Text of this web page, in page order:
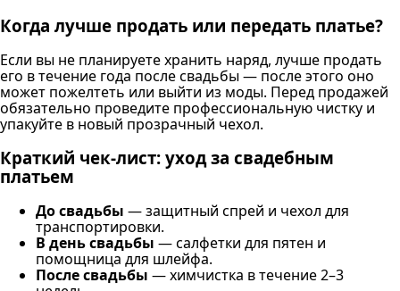
Когда лучше продать или передать платье?
Если вы не планируете хранить наряд, лучше продать
его в течение года после свадьбы — после этого оно
может пожелтеть или выйти из моды. Перед продажей
обязательно проведите профессиональную чистку и
упакуйте в новый прозрачный чехол.
Краткий чек-лист: уход за свадебным
платьем
До свадьбы — защитный спрей и чехол для
транспортировки.
В день свадьбы — салфетки для пятен и
помощница для шлейфа.
После свадьбы — химчистка в течение 2–3